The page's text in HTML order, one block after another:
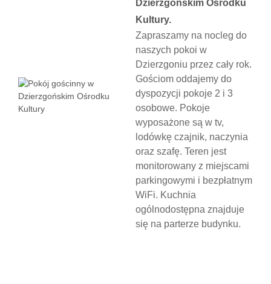
Dzierzgońskim Ośrodku
Kultury.
Zapraszamy na nocleg do
naszych pokoi w
Dzierzgoniu przez cały rok.
Gościom oddajemy do
dyspozycji pokoje 2 i 3
osobowe. Pokoje
wyposażone są w tv,
lodówkę czajnik, naczynia
oraz szafę. Teren jest
monitorowany z miejscami
parkingowymi i bezpłatnym
WiFi. Kuchnia
ogólnodostępna znajduje
się na parterze budynku.